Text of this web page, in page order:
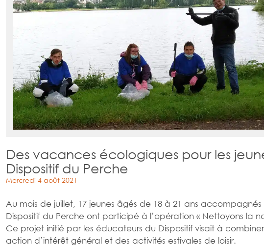
Des vacances écologiques pour les
Dispositif du Perche
Mercredi 4 août 2021
Au mois de juillet, 17 jeunes âgés de 18 à 21 ans
Dispositif du Perche ont participé à l’opération « Nettoyons la
Ce projet initié par les éducateurs du Dispositif visait à
action d’intérêt général et des activités estivales de loisir.